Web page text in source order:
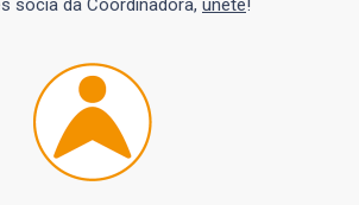
socia da Coordinadora, únete!